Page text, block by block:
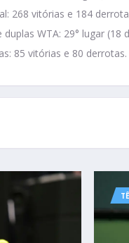
268 vitórias e 184
WTA: 29° lugar (18
85 vitórias e 80 derrotas.